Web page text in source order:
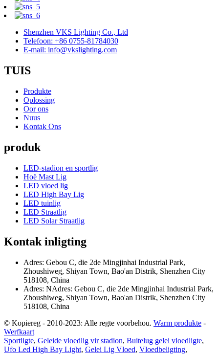
Shenzhen VKS Lighting Co., Ltd
Telefoon: +86 0755-81784030
E-mail: info@vkslighting.com
TUIS
Produkte
Oplossing
Oor ons
Nuus
Kontak Ons
produk
LED-stadion en sportlig
Hoë Mast Lig
LED vloed lig
LED High Bay Lig
LED tuinlig
LED Straatlig
LED Solar Straatlig
Kontak inligting
Adres: Gebou C, die 2de Mingjinhai Industrial Park,
Zhoushiweg, Shiyan Town, Bao'an Distrik, Shenzhen City
518108, China
Adres: NAdres: Gebou C, die 2de Mingjinhai Industrial Park,
Zhoushiweg, Shiyan Town, Bao'an Distrik, Shenzhen City
518108, China
© Kopiereg - 2010-2023: Alle regte voorbehou. Warm produkte -
Werfkaart
Sportligte, Geleide vloedlig vir stadion, Buitelug gelei vloedligte,
Ufo Led High Bay Light, Gelei Lig Vloed, Vloedbeligting,